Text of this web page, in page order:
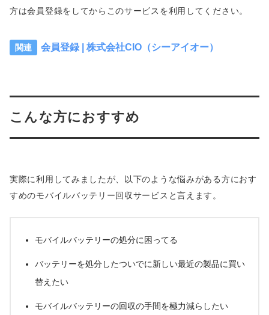
方は会員登録をしてからこのサービスを利用してください。
会員登録 | 株式会社CIO（シーアイオー）
こんな方におすすめ
実際に利用してみましたが、以下のような悩みがある方におす
すめのモバイルバッテリー回収サービスと言えます。
モバイルバッテリーの処分に困ってる
バッテリーを処分したついでに新しい最近の製品に買い
替えたい
モバイルバッテリーの回収の手間を極力減らしたい